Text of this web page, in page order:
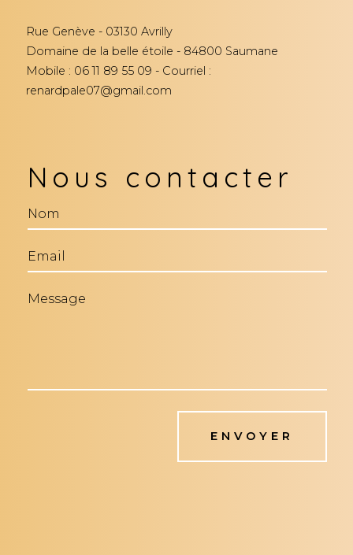
Rue Genève - 03130 Avrilly
Domaine de la belle étoile - 84800 Saumane
Mobile : 06 11 89 55 09 - Courriel :
renardpale07@gmail.com
Nous contacter